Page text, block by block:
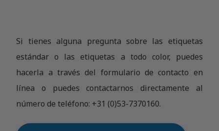
Si tienes alguna pregunta sobre las etiquetas
estándar o las etiquetas a todo color, puedes
hacerla a través del formulario de contacto en
línea o puedes contactarnos directamente al
número de teléfono: +31 (0)53-7370160.